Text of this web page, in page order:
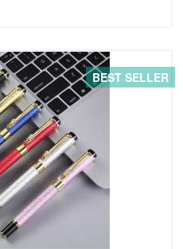
BEST SELLER